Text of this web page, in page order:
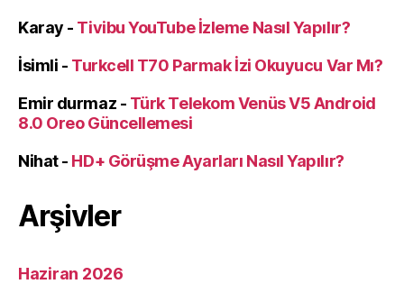
Karay - Tivibu YouTube İzleme Nasıl Yapılır?
İsimli - Turkcell T70 Parmak İzi Okuyucu Var Mı?
Emir durmaz - Türk Telekom Venüs V5 Android
8.0 Oreo Güncellemesi
Nihat- HD+ Görüşme Ayarları Nasıl Yapılır?
Arşivler
Haziran 2026